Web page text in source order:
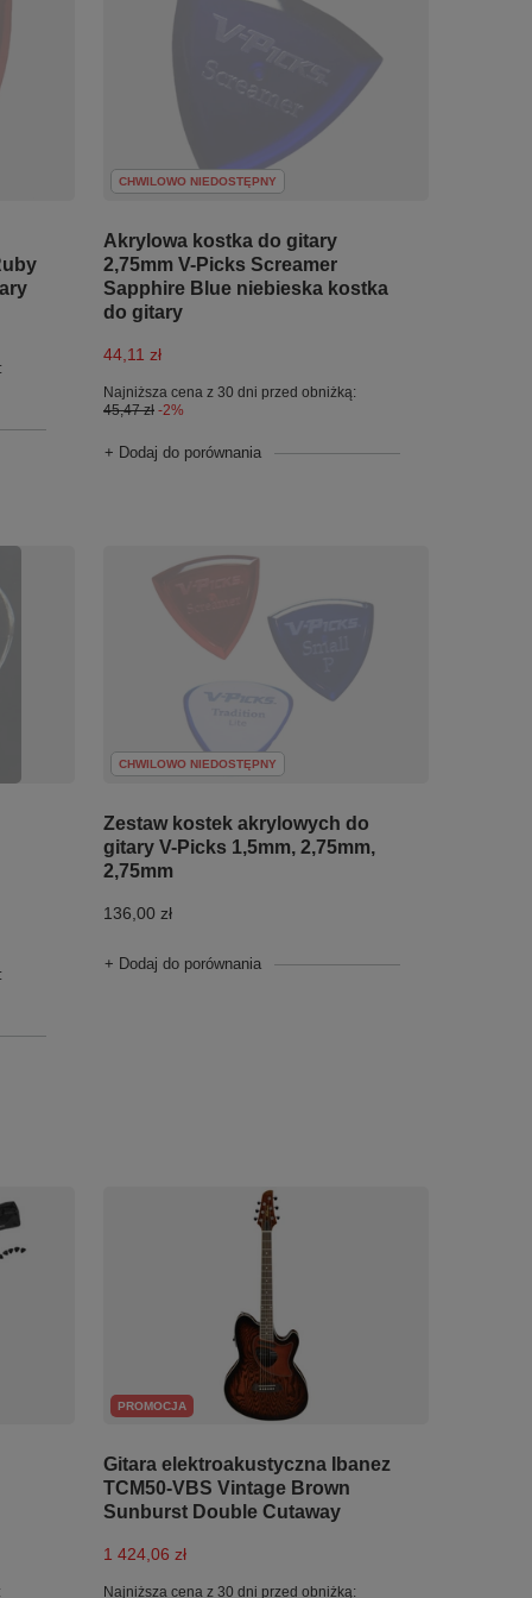
CHWILOWO NIEDOSTĘPNY
Akrylowa kostka do gitary
2,75mm V-Picks Screamer
Sapphire Blue niebieska kostka
do gitary
44,11 zł
Najniższa cena z 30 dni przed obniżką:
45,47 zł -2%
+ Dodaj do porównania
CHWILOWO NIEDOSTĘPNY
Zestaw kostek akrylowych do
gitary V-Picks 1,5mm, 2,75mm,
2,75mm
136,00 zł
+ Dodaj do porównania
PROMOCJA
Gitara elektroakustyczna Ibanez
TCM50-VBS Vintage Brown
Sunburst Double Cutaway
1 424,06 zł
Najniższa cena z 30 dni przed obniżką: